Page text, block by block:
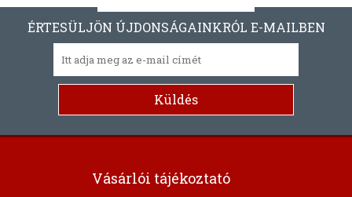
ÉRTESÜLJÖN ÚJDONSÁGAINKRÓL E-MAILBEN
Vásárlói tájékoztató